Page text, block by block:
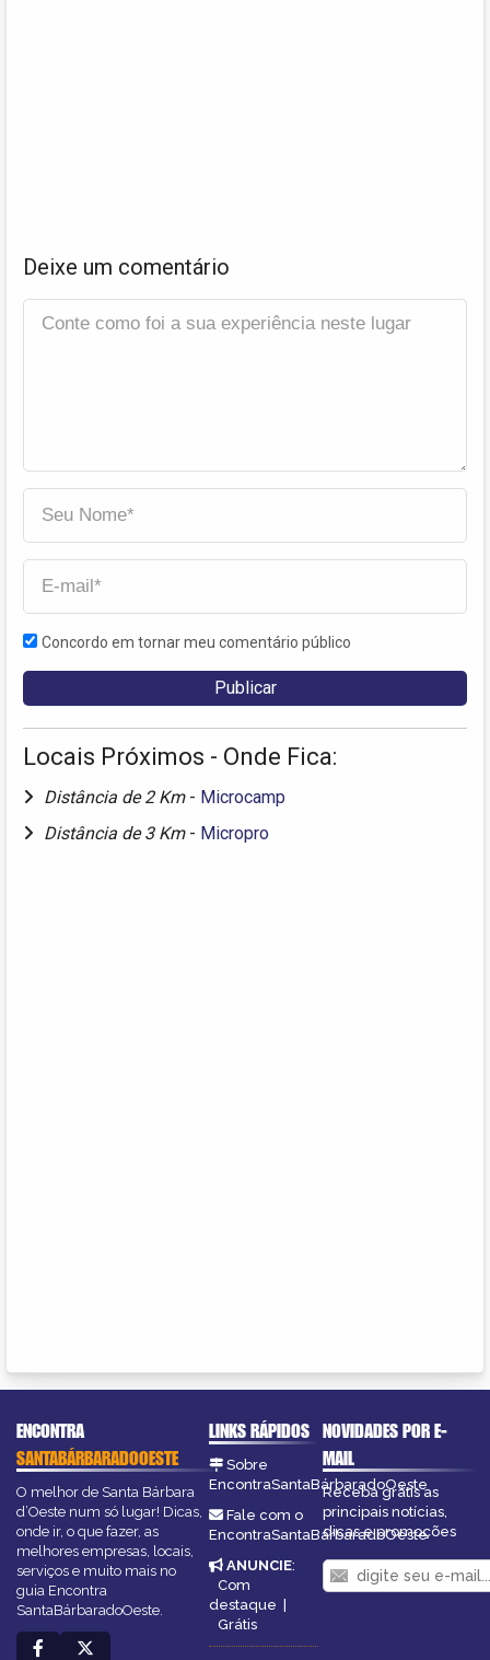
Deixe um comentário
Concordo em tornar meu comentário público
Locais Próximos - Onde Fica:
Distância de 2 Km - Microcamp
Distância de 3 Km - Micropro
ENCONTRA
SANTABÁRBARADOOESTE
O melhor de Santa Bárbara
d’Oeste num só lugar! Dicas,
onde ir, o que fazer, as
melhores empresas, locais,
serviços e muito mais no
guia Encontra
SantaBárbaradoOeste.
LINKS RÁPIDOS
Sobre
EncontraSantaBárbaradoOeste
Fale com o
EncontraSantaBárbaradoOeste
ANUNCIE:
Com
destaque
Grátis
NOVIDADES POR E-
MAIL
Receba grátis as
principais notícias,
dicas e promoções